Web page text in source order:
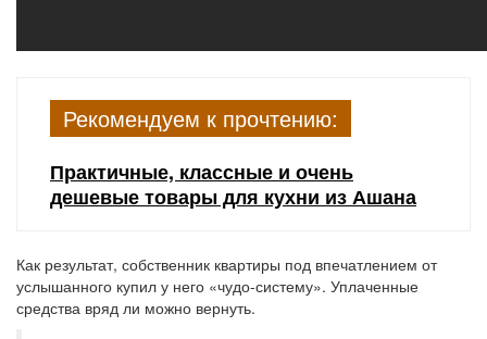
Рекомендуем к прочтению:
Практичные, классные и очень
дешевые товары для кухни из Ашана
Как результат, собственник квартиры под впечатлением от
услышанного купил у него «чудо-систему». Уплаченные
средства вряд ли можно вернуть.